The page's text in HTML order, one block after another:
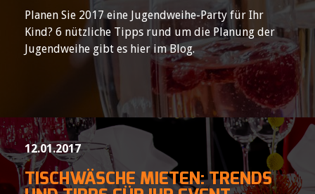
Planen Sie 2017 eine Jugendweihe-Party für Ihr
Kind? 6 nützliche Tipps rund um die Planung der
Jugendweihe gibt es hier im Blog.
12.01.2017
TISCHWÄSCHE MIETEN: TRENDS